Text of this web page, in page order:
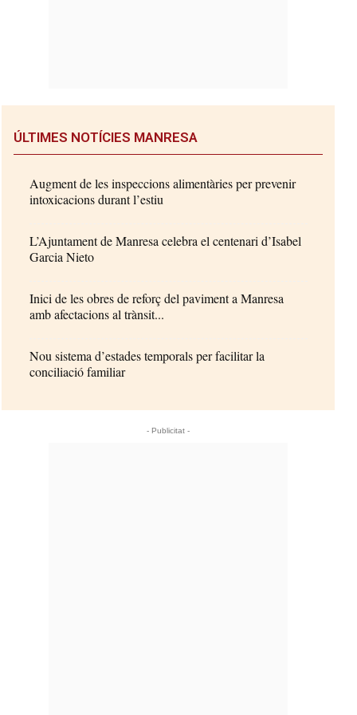
ÚLTIMES NOTÍCIES MANRESA
Augment de les inspeccions alimentàries per prevenir
intoxicacions durant l’estiu
L’Ajuntament de Manresa celebra el centenari d’Isabel
Garcia Nieto
Inici de les obres de reforç del paviment a Manresa
amb afectacions al trànsit...
Nou sistema d’estades temporals per facilitar la
conciliació familiar
- Publicitat -